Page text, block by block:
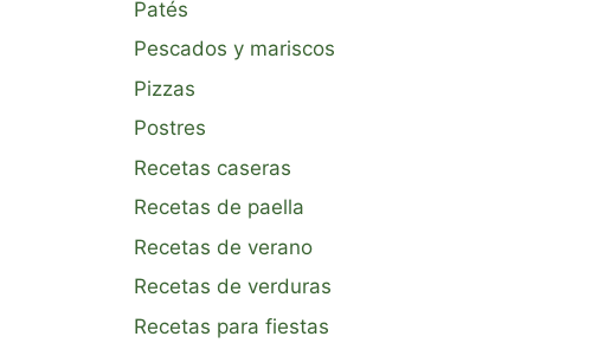
Patés
Pescados y mariscos
Pizzas
Postres
Recetas caseras
Recetas de paella
Recetas de verano
Recetas de verduras
Recetas para fiestas